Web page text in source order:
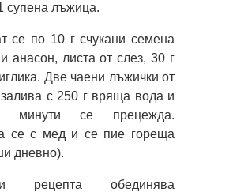
супена лъжица.
се по 10 г счукани семена
анасон, листа от слез, 30 г
Две чаени лъжички от
с 250 г вряща вода и
минути се прецежда.
се с мед и се пие гореща
дневно).
обединява